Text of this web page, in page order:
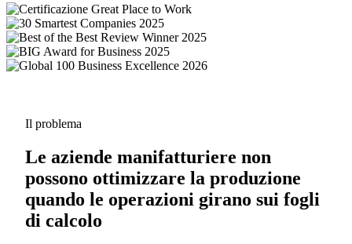
Il problema
Le aziende manifatturiere non
possono ottimizzare la produzione
quando le operazioni girano sui fogli
di calcolo